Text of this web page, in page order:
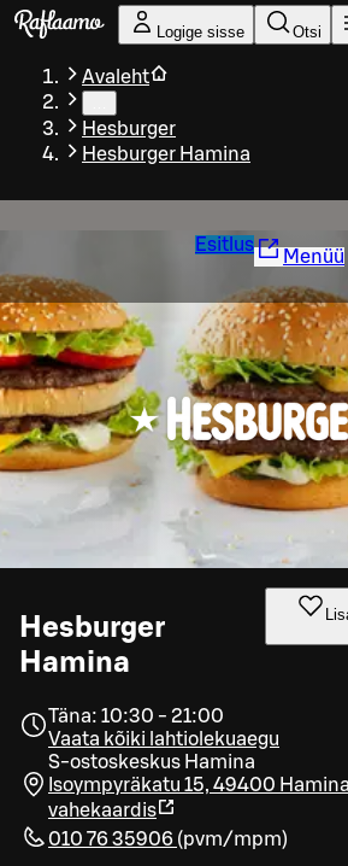
Liigu peamise sisu juurde
Logige sisse Otsi
Avaleht
Hesburger
Hesburger Hamina
Esitlus
Menüü
Hesburger
Hamina
Täna: 10:30 - 21:00
Vaata kõiki lahtiolekuaegu
S-ostoskeskus Hamina
Isoympyräkatu 15, 49400 Hamina
vahekaardis
010 76 35906 (pvm/mpm)